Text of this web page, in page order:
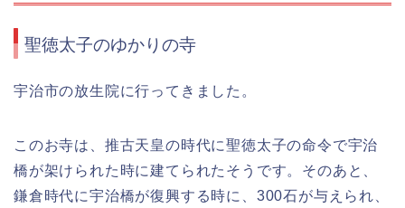
聖徳太子のゆかりの寺
宇治市の放生院に行ってきました。
このお寺は、推古天皇の時代に聖徳太子の命令で宇治
橋が架けられた時に建てられたそうです。そのあと、
鎌倉時代に宇治橋が復興する時に、300石が与えられ、